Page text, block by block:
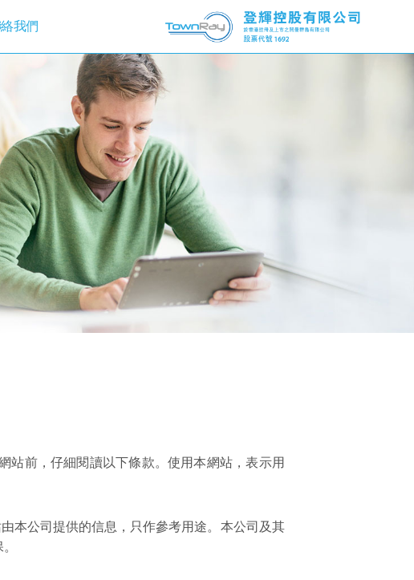
我們
站前，仔細閱讀以下條款。使用本網站，表示用
本公司提供的信息，只作參考用途。本公司及其